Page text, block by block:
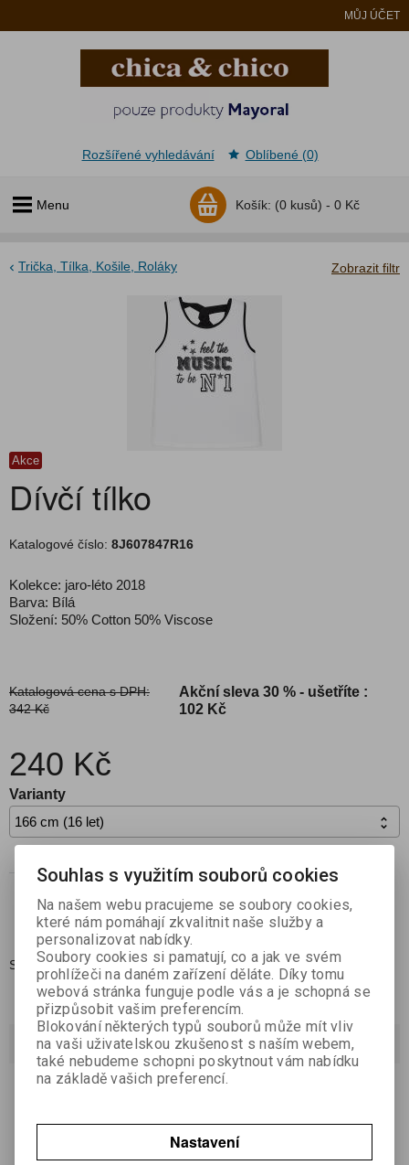
MŮJ ÚČET
Menu Košík: (0 kusů) - 0 Kč
Rozšířené vyhledávání Oblíbené (0)
Zobrazit filtr
Trička, Tílka, Košile, Roláky
Akce
Dívčí tílko
Katalogové číslo: 8J607847R16
Kolekce: jaro-léto 2018
Barva: Bílá
Složení: 50% Cotton 50% Viscose
Katalogová cena s DPH:
342 Kč
Akční sleva 30 % - ušetříte :
102 Kč
240 Kč
Varianty

Koupit
Přidat do oblíbených
Skladem:1
Dotaz na výrobek
Váš email *
Váš dotaz *
Souhlas s využitím souborů cookies
Na našem webu pracujeme se soubory cookies,
které nám pomáhají zkvalitnit naše služby a
personalizovat nabídky.
Soubory cookies si pamatují, co a jak ve svém
prohlížeči na daném zařízení děláte. Díky tomu
webová stránka funguje podle vás a je schopná se
přizpůsobit vašim preferencím.
Blokování některých typů souborů může mít vliv
na vaši uživatelskou zkušenost s naším webem,
také nebudeme schopni poskytnout vám nabídku
na základě vašich preferencí.
Nastavení